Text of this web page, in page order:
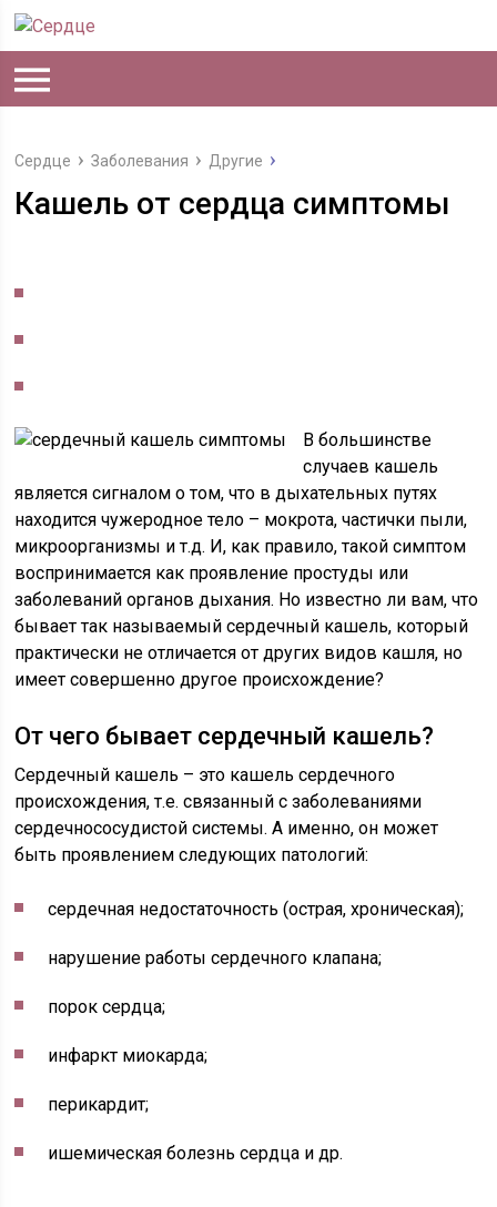
Сердце Заболевания Другие
Кашель от сердца симптомы
В большинстве
случаев кашель
является сигналом о том, что в дыхательных путях
находится чужеродное тело – мокрота, частички пыли,
микроорганизмы и т.д. И, как правило, такой симптом
воспринимается как проявление простуды или
заболеваний органов дыхания. Но известно ли вам, что
бывает так называемый сердечный кашель, который
практически не отличается от других видов кашля, но
имеет совершенно другое происхождение?
От чего бывает сердечный кашель?
Сердечный кашель – это кашель сердечного
происхождения, т.е. связанный с заболеваниями
сердечнососудистой системы. А именно, он может
быть проявлением следующих патологий:
сердечная недостаточность (острая, хроническая);
нарушение работы сердечного клапана;
порок сердца;
инфаркт миокарда;
перикардит;
ишемическая болезнь сердца и др.